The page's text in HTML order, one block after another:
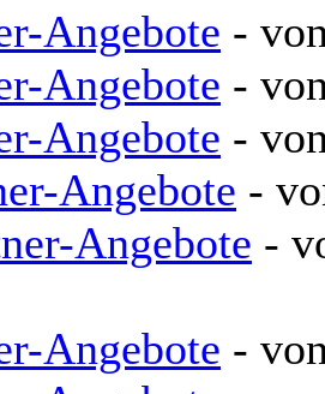
Angebote -
Angebote -
Angebote -
Angebote -
Angebote -
Angebote -